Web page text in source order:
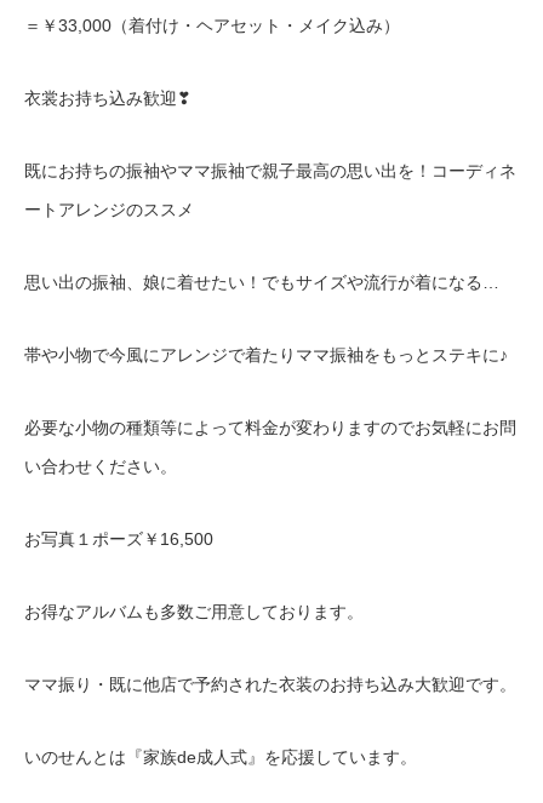
＝￥33,000（着付け・ヘアセット・メイク込み）
衣裳お持ち込み歓迎❣
既にお持ちの振袖やママ振袖で親子最高の思い出を！コーディネ
ートアレンジのススメ
思い出の振袖、娘に着せたい！でもサイズや流行が着になる…
帯や小物で今風にアレンジで着たりママ振袖をもっとステキに♪
必要な小物の種類等によって料金が変わりますのでお気軽にお問
い合わせください。
お写真１ポーズ￥16,500
お得なアルバムも多数ご用意しております。
ママ振り・既に他店で予約された衣装のお持ち込み大歓迎です。
いのせんとは『家族de成人式』を応援しています。